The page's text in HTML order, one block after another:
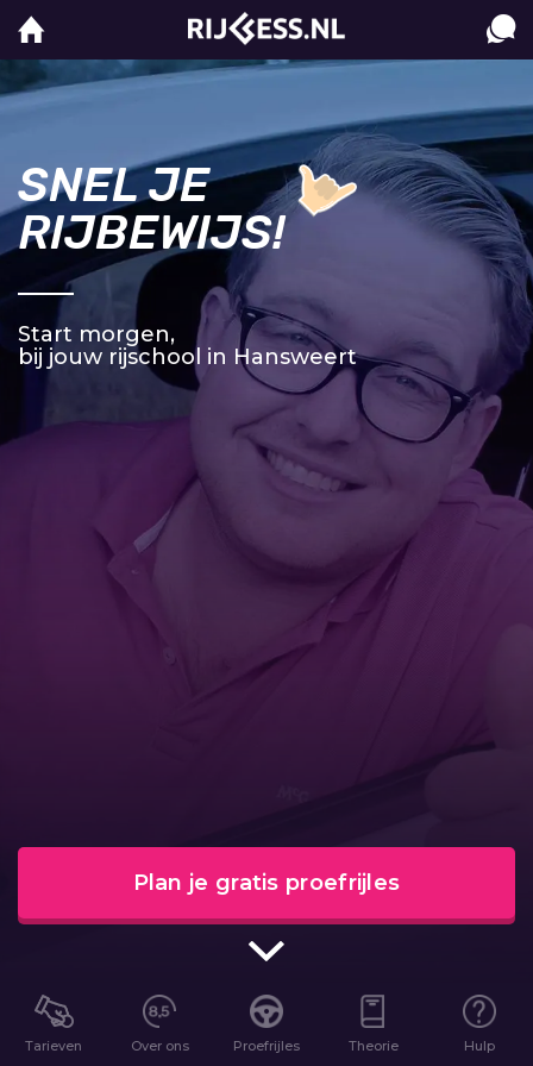
SNEL JE
RIJBEWIJS!
Start morgen,
bij jouw rijschool in Hansweert
Plan je gratis proefrijles
Tarieven Over ons Proefrijles Theorie Hulp